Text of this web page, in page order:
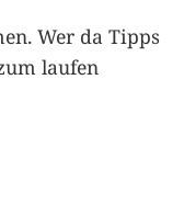
Wer da Tipps
laufen